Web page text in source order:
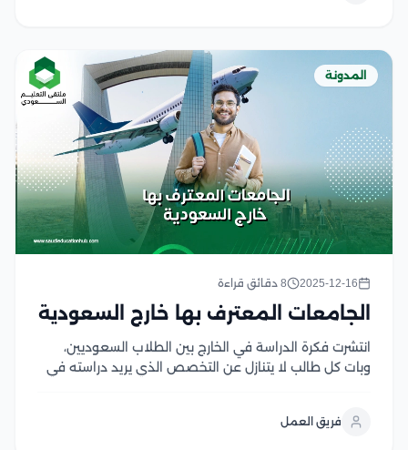
المدونة
2025-12-16 8 دقائق قراءة
الجامعات المعترف بها خارج السعودية
انتشرت فكرة الدراسة في الخارج بين الطلاب السعوديين،
وبات كل طالب لا يتنازل عن التخصص الذي يريد دراسته في
والدولية تمنح شهادة موثقة وذات...
فريق العمل